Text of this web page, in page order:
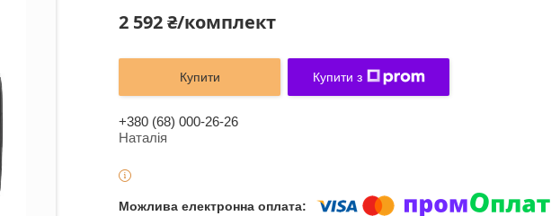
2 592 ₴/комплект
Купити Купити з
+380 (68) 000-26-26
Наталія